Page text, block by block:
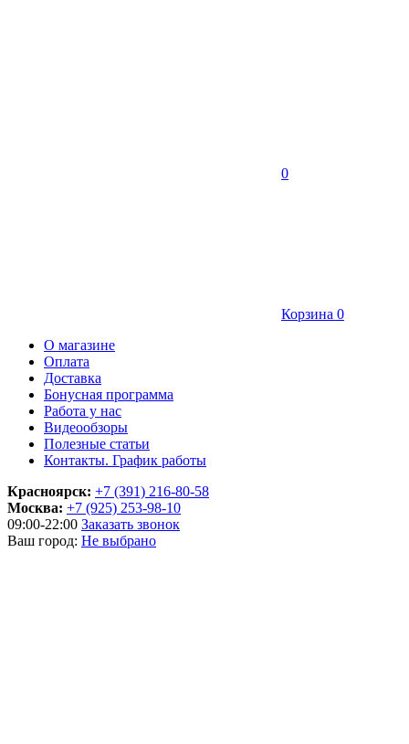
0
Корзина 0
О магазине
Оплата
Доставка
Бонусная программа
Работа у нас
Видеообзоры
Полезные статьи
Контакты. График работы
Красноярск: +7 (391) 216-80-58
Москва: +7 (925) 253-98-10
09:00-22:00 Заказать звонок
Ваш город: Не выбрано